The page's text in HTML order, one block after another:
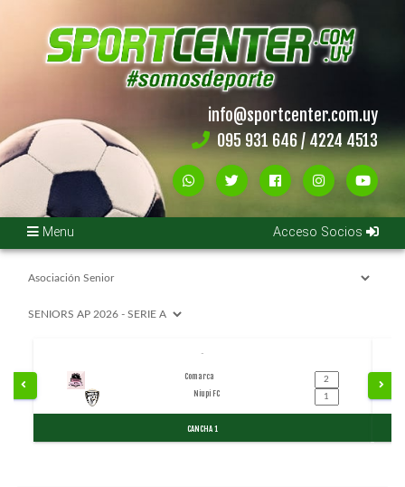
Campeonatos
Próximos
Campeonatos
Acceso
Socios
info@sportcenter.com.uy
095 931 646 / 4224 4513
Menu Acceso Socios
-
Comarca
Niupi FC
CANCHA 1